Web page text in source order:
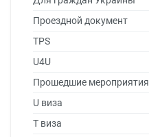
Проездной документ
TPS
U4U
Прошедшие мероприятия
U виза
T виза